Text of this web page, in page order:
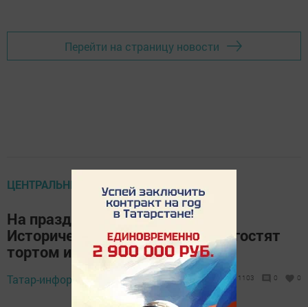
Перейти на страницу новости
ЦЕНТРАЛЬНЫЕ НОВОСТИ
На праздновании годовщины
Исторического парка в Казани угостят
тортом и вручат подарки
Татар-информ, 30 октября 2018 - 08:37 1103 0 0